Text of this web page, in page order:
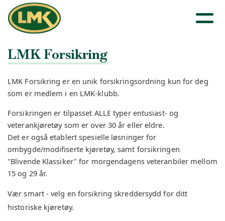
LMK Forsikring
LMK Forsikring er en unik forsikringsordning kun for deg
som er medlem i en LMK-klubb.
Forsikringen er tilpasset ALLE typer entusiast- og
veterankjøretøy som er over 30 år eller eldre.
Det er også etablert spesielle løsninger for
ombygde/modifiserte kjøretøy, samt forsikringen
"Blivende Klassiker" for morgendagens veteranbiler mellom
15 og 29 år.
Vær smart - velg en forsikring skreddersydd for ditt
historiske kjøretøy.